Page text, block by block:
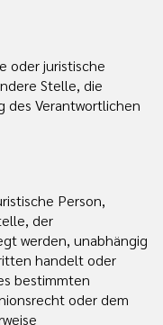
oder juristische
Stelle, die
des Verantwortlichen
Person,
der
werden, unabhängig
handelt oder
bestimmten
oder dem